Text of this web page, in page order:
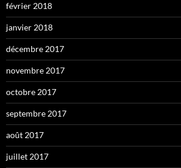
février 2018
janvier 2018
décembre 2017
novembre 2017
octobre 2017
septembre 2017
août 2017
juillet 2017